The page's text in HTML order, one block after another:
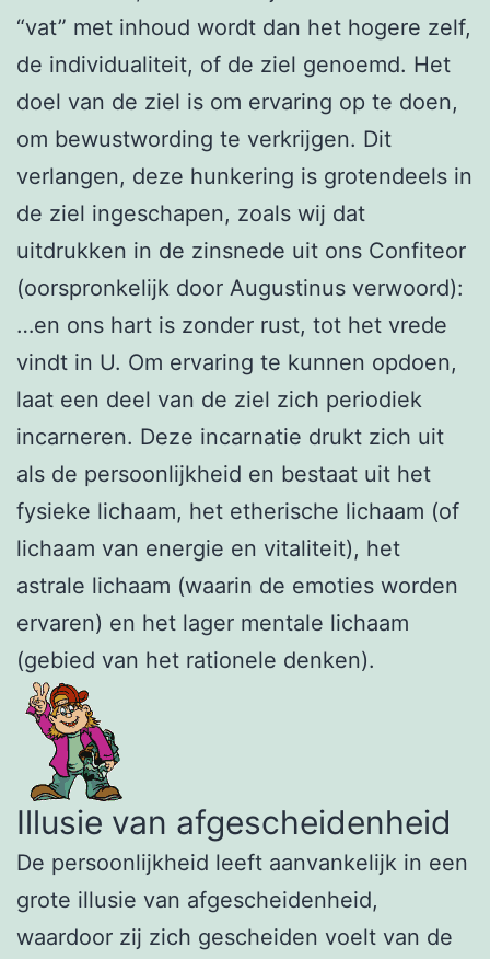
“vat” met inhoud wordt dan het hogere zelf,
de individualiteit, of de ziel genoemd. Het
doel van de ziel is om ervaring op te doen,
om bewustwording te verkrijgen. Dit
verlangen, deze hunkering is grotendeels in
de ziel ingeschapen, zoals wij dat
uitdrukken in de zinsnede uit ons Confiteor
(oorspronkelijk door Augustinus verwoord):
…en ons hart is zonder rust, tot het vrede
vindt in U. Om ervaring te kunnen opdoen,
laat een deel van de ziel zich periodiek
incarneren. Deze incarnatie drukt zich uit
als de persoonlijkheid en bestaat uit het
fysieke lichaam, het etherische lichaam (of
lichaam van energie en vitaliteit), het
astrale lichaam (waarin de emoties worden
ervaren) en het lager mentale lichaam
(gebied van het rationele denken).
Illusie van afgescheidenheid
De persoonlijkheid leeft aanvankelijk in een
grote illusie van afgescheidenheid,
waardoor zij zich gescheiden voelt van de